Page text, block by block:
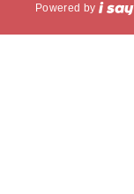
Powered by